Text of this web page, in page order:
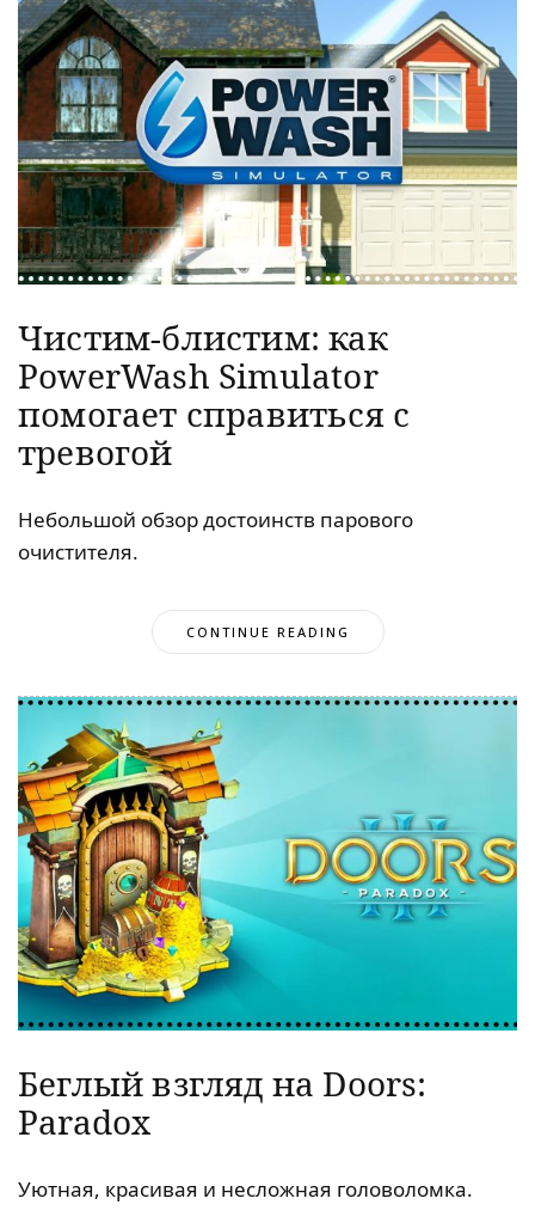
Чистим-блистим: как
PowerWash Simulator
помогает справиться с
тревогой
Небольшой обзор достоинств парового
очистителя.
CONTINUE READING
Беглый взгляд на Doors:
Paradox
Уютная, красивая и несложная головоломка.